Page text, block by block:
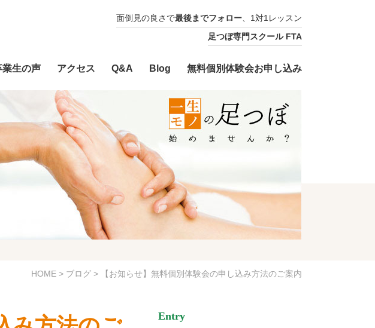
面倒見の良さで最後までフォロー 、1対1レッスン
足つぼ専門スクール FTA
業生の声 アクセス Q&A Blog 無料個別体験会お申し込み
HOME > ブログ > 【お知らせ】無料個別体験会の申し込み方法のご案内
Entry